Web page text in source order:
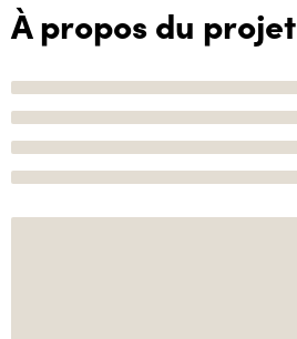
À propos du projet